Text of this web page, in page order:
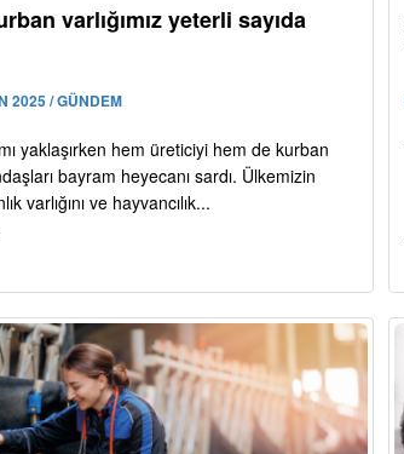
varlığımız yeterli sayıda
2025 / GÜNDEM
yaklaşırken hem üreticiyi hem de kurban
bayram heyecanı sardı. Ülkemizin
varlığını ve hayvancılık...